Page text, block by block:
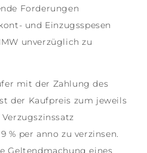
Forderungen
und Einzugsspesen
unverzüglich zu
mit der Zahlung des
der Kaufpreis zum jeweils
% per anno zu verzinsen.
Geltendmachung eines